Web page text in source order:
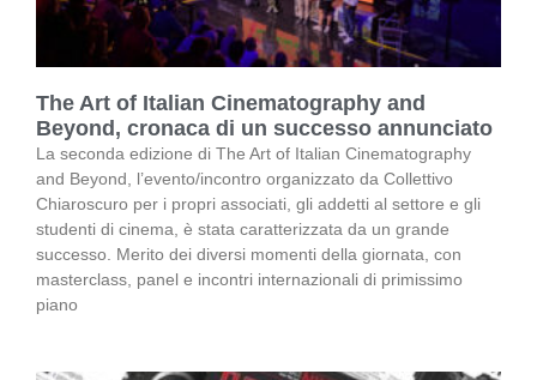
The Art of Italian Cinematography and
Beyond, cronaca di un successo annunciato
La seconda edizione di The Art of Italian Cinematography
and Beyond, l’evento/incontro organizzato da Collettivo
Chiaroscuro per i propri associati, gli addetti al settore e gli
studenti di cinema, è stata caratterizzata da un grande
successo. Merito dei diversi momenti della giornata, con
masterclass, panel e incontri internazionali di primissimo
piano